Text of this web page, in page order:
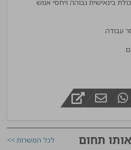
בינאישית גבוהה ויחסי אנוש
תחום לכל המשרות >>